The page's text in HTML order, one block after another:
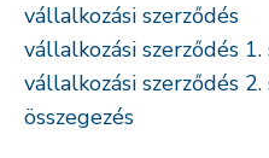
vállalkozási szerződés
vállalkozási szerződés
vállalkozási szerződés
összegezés